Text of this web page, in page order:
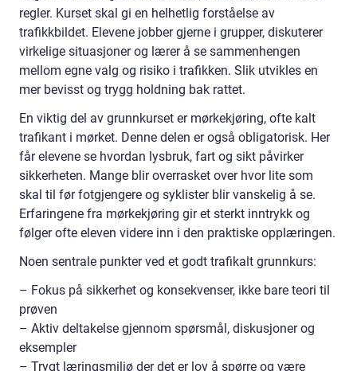
regler. Kurset skal gi en helhetlig forståelse av
trafikkbildet. Elevene jobber gjerne i grupper, diskuterer
virkelige situasjoner og lærer å se sammenhengen
mellom egne valg og risiko i trafikken. Slik utvikles en
mer bevisst og trygg holdning bak rattet.
En viktig del av grunnkurset er mørkekjøring, ofte kalt
trafikant i mørket. Denne delen er også obligatorisk. Her
får elevene se hvordan lysbruk, fart og sikt påvirker
sikkerheten. Mange blir overrasket over hvor lite som
skal til før fotgjengere og syklister blir vanskelig å se.
Erfaringene fra mørkekjøring gir et sterkt inntrykk og
følger ofte eleven videre inn i den praktiske opplæringen.
Noen sentrale punkter ved et godt trafikalt grunnkurs:
– Fokus på sikkerhet og konsekvenser, ikke bare teori til
prøven
– Aktiv deltakelse gjennom spørsmål, diskusjoner og
eksempler
– Trygt læringsmiljø der det er lov å spørre og være